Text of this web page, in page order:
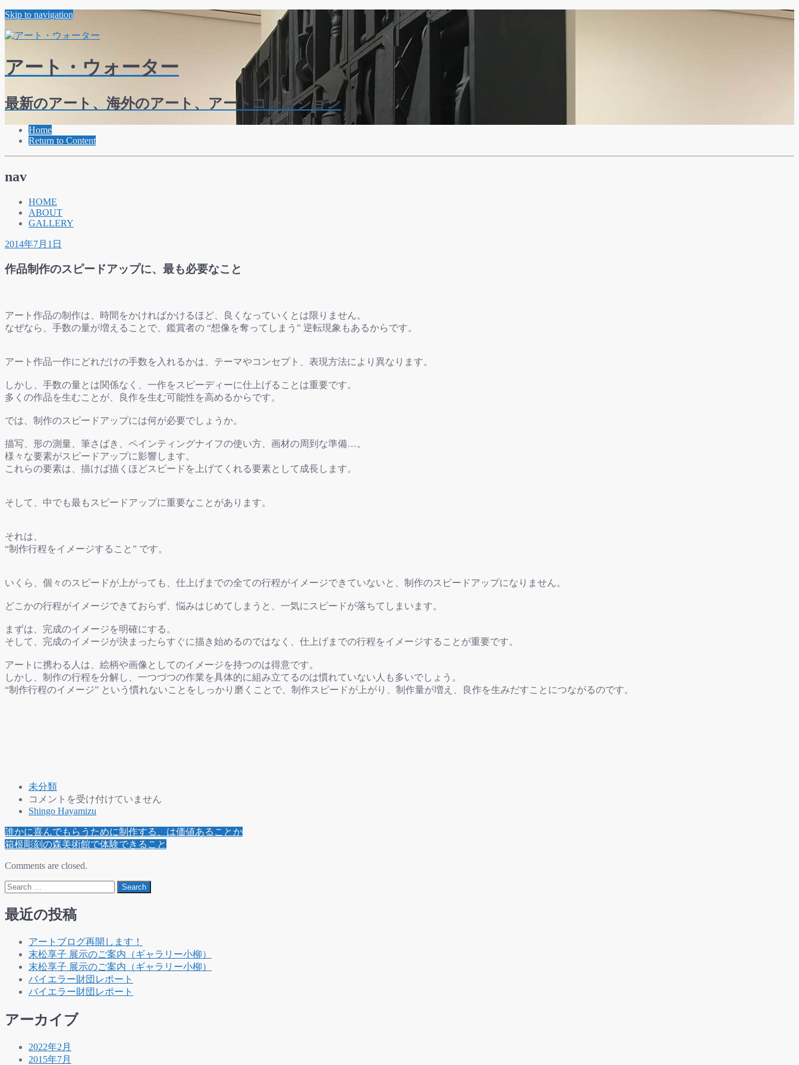
Skip to navigation
アート・ウォーター
最新のアート、海外のアート、アートコレクション
Home
Return to Content
nav
HOME
ABOUT
GALLERY
2014年7月1日
作品制作のスピードアップに、最も必要なこと
アート作品の制作は、時間をかければかけるほど、良くなっていくとは限りません。
なぜなら、手数の量が増えることで、鑑賞者の “想像を奪ってしまう” 逆転現象もあるからです。
アート作品一作にどれだけの手数を入れるかは、テーマやコンセプト、表現方法により異なります。
しかし、手数の量とは関係なく、一作をスピーディーに仕上げることは重要です。
多くの作品を生むことが、良作を生む可能性を高めるからです。
では、制作のスピードアップには何が必要でしょうか。
描写、形の測量、筆さばき、ペインティングナイフの使い方、画材の周到な準備…。
様々な要素がスピードアップに影響します。
これらの要素は、描けば描くほどスピードを上げてくれる要素として成長します。
そして、中でも最もスピードアップに重要なことがあります。
それは、
“制作行程をイメージすること” です。
いくら、個々のスピードが上がっても、仕上げまでの全ての行程がイメージできていないと、制作のスピードアップになりません。
どこかの行程がイメージできておらず、悩みはじめてしまうと、一気にスピードが落ちてしまいます。
まずは、完成のイメージを明確にする。
そして、完成のイメージが決まったらすぐに描き始めるのではなく、仕上げまでの行程をイメージすることが重要です。
アートに携わる人は、絵柄や画像としてのイメージを持つのは得意です。
しかし、制作の行程を分解し、一つづつの作業を具体的に組み立てるのは慣れていない人も多いでしょう。
“制作行程のイメージ” という慣れないことをしっかり磨くことで、制作スピードが上がり、制作量が増え、良作を生みだすことにつながるのです。
未分類
作
品
作
の
ー
ア
ッ
に、
最
も
必
要
こ
は
コメントを受け付けていません
Shingo Hayamizu
Post
navigation
誰かに喜んでもらうために制作する、は価値あることか
箱根彫刻の森美術館で体験できること
Comments are closed.
Search
最近の投稿
アートブログ再開します！
末松享子 展示のご案内（ギャラリー小柳）
末松享子 展示のご案内（ギャラリー小柳）
バイエラー財団レポート
バイエラー財団レポート
アーカイブ
2022年2月
2015年7月